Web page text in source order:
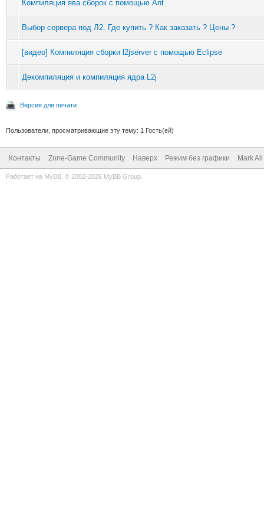
Компиляция ява сборок с помощью Ant
Выбор сервера под Л2. Где купить ? Как заказать ? Цены ?
[видео] Компиляция сборки l2jserver с помощью Eclipse
Декомпиляция и компиляция ядра L2j
Версия для печати
Пользователи, просматривающие эту тему: 1 Гость(ей)
Контакты Zone-Game Community Наверх Режим без графики Mark
Работает на MyBB , © 2002-2026 MyBB Group